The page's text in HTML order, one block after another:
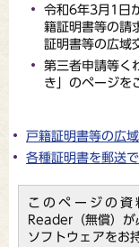
令和6年3月1日
籍証明書等の請
証明書等の広域
第三者申請等く
き」のページを
戸籍証明書等の広
各種証明書を郵送
このページの
Reader（無償）が
ソフトウェアをお